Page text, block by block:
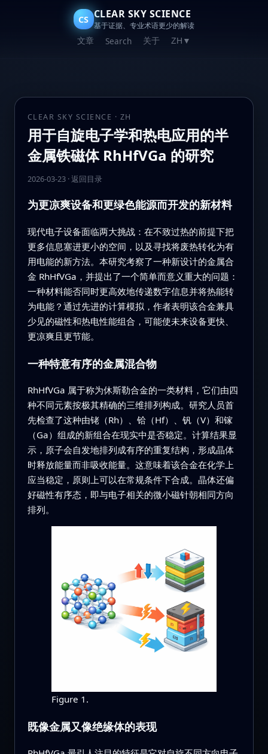
CS CLEAR SKY SCIENCE
基于证据、专业术语更少的解读
文章 Search 关于 ZH ▼
CLEAR SKY SCIENCE · ZH
用于自旋电子学和热电应用的半
金属铁磁体 RhHfVGa 的研究
2026-03-23· 返回目录
为更凉爽设备和更绿色能源而开发的新材料
现代电子设备面临两大挑战：在不致过热的前提下把
更多信息塞进更小的空间，以及寻找将废热转化为有
用电能的新方法。本研究考察了一种新设计的金属合
金 RhHfVGa，并提出了一个简单而意义重大的问题：
一种材料能否同时更高效地传递数字信息并将热能转
为电能？通过先进的计算模拟，作者表明该合金兼具
少见的磁性和热电性能组合，可能使未来设备更快、
更凉爽且更节能。
一种特意有序的金属混合物
RhHfVGa 属于称为休斯勒合金的一类材料，它们由四
种不同元素按极其精确的三维排列构成。研究人员首
先检查了这种由铑（Rh）、铪（Hf）、钒（V）和镓
（Ga）组成的新组合在现实中是否稳定。计算结果显
示，原子会自发地排列成有序的重复结构，形成晶体
时释放能量而非吸收能量。这意味着该合金在化学上
应当稳定，原则上可以在常规条件下合成。晶体还偏
好磁性有序态，即与电子相关的微小磁针朝相同方向
排列。
Figure 1.
既像金属又像绝缘体的表现